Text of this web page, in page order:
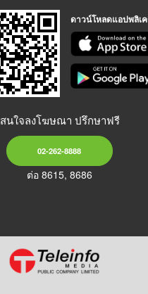
ดาวน์โหลดแอปพลิเ
สนใจลงโฆษณา ปรึกษาฟรี
02-262-8888
ต่อ 8615, 8686